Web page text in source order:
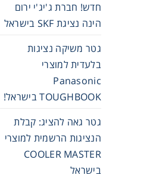
חדש! חברת ג'יג'י ירום
הינה נציגת SKF בישראל
גטר משיקה נציגות
בלעדית למוצרי
Panasonic
TOUGHBOOK בישראל!
גטר גאה להציג: קבלת
הנציגות הרשמית למוצרי
COOLER MASTER
בישראל